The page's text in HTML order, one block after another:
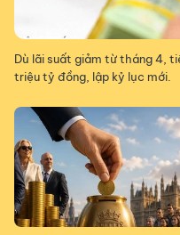
Dù lãi suất giảm từ tháng 4,
triệu tỷ đồng, lập kỷ lục mới.